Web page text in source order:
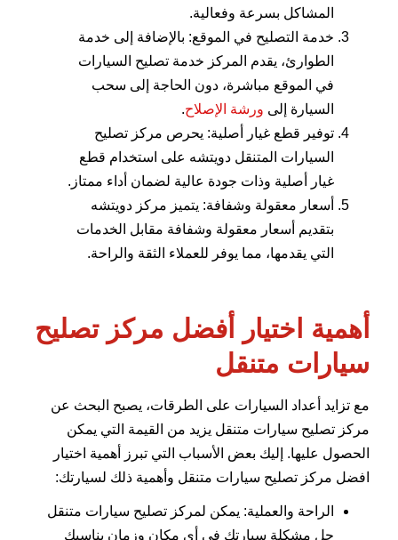
المشاكل بسرعة وفعالية.
خدمة التصليح في الموقع: بالإضافة إلى خدمة
الطوارئ، يقدم المركز خدمة تصليح السيارات
في الموقع مباشرة، دون الحاجة إلى سحب
السيارة إلى ورشة الإصلاح.
توفير قطع غيار أصلية: يحرص مركز تصليح
السيارات المتنقل دويتشه على استخدام قطع
غيار أصلية وذات جودة عالية لضمان أداء ممتاز.
أسعار معقولة وشفافة: يتميز مركز دويتشه
بتقديم أسعار معقولة وشفافة مقابل الخدمات
التي يقدمها، مما يوفر للعملاء الثقة والراحة.
أهمية اختيار أفضل مركز تصليح
سيارات متنقل
مع تزايد أعداد السيارات على الطرقات، يصبح البحث عن
مركز تصليح سيارات متنقل يزيد من القيمة التي يمكن
الحصول عليها. إليك بعض الأسباب التي تبرز أهمية اختيار
افضل مركز تصليح سيارات متنقل وأهمية ذلك لسيارتك:
الراحة والعملية: يمكن لمركز تصليح سيارات متنقل
حل مشكلة سيارتك في أي مكان وزمان يناسبك